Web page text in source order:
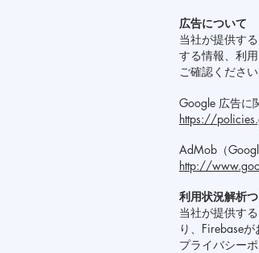
広告について
当社が提供す
する情報、利
ご確認ください
Google 広告に
https://
AdMob（
http://
利用状況解析
当社が提供す
り、Firebase
プライバシー